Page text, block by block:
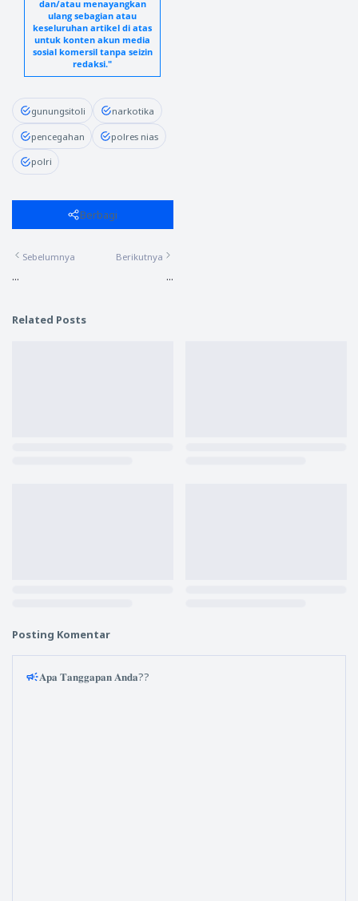
dan/atau menayangkan
ulang sebagian atau
keseluruhan artikel di atas
untuk konten akun media
sosial komersil tanpa seizin
redaksi."
gunungsitoli narkotika
pencegahan polres nias
polri
Berbagi
Sebelumnya
...
Berikutnya
...
Related Posts
Posting Komentar
𝐀𝐩𝐚 𝐓𝐚𝐧𝐠𝐠𝐚𝐩𝐚𝐧 𝐀𝐧𝐝𝐚??